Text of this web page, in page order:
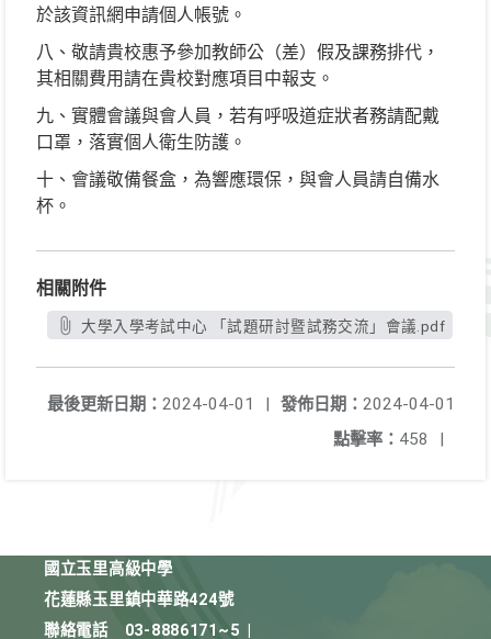
於該資訊網申請個人帳號。
八、敬請貴校惠予參加教師公（差）假及課務排代，
其相關費用請在貴校對應項目中報支。
九、實體會議與會人員，若有呼吸道症狀者務請配戴
口罩，落實個人衛生防護。
十、會議敬備餐盒，為響應環保，與會人員請自備水
杯。
相關附件
大學入學考試中心 「試題研討暨試務交流」會議.pdf
發佈日期： 2024-04-01
最後更新日期： 2024-04-01
|
點擊率： 458 |
國立玉里高級中學
花蓮縣玉里鎮中華路424號
聯絡電話
03-8886171~5